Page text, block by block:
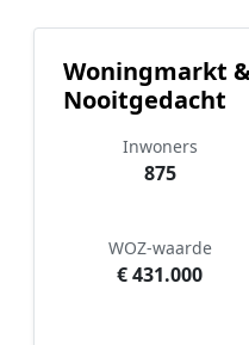
Woningmarkt
Nooitgedacht
Inwoners
875
WOZ-waarde
€ 431.000